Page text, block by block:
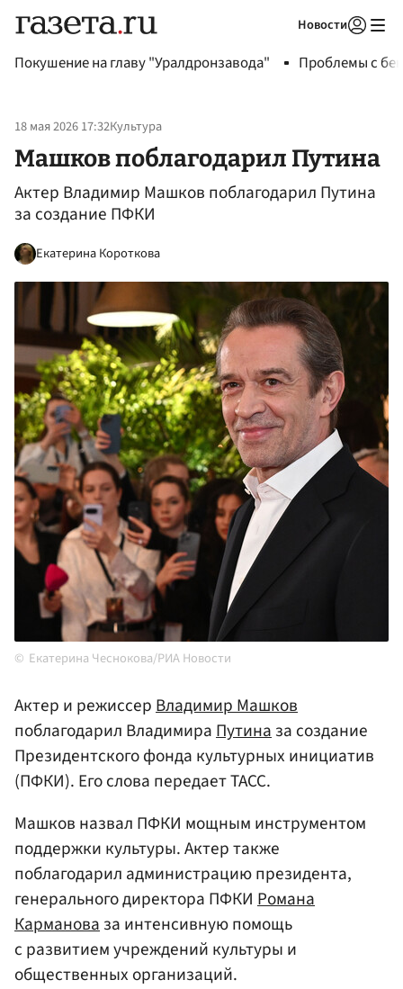
Новости
Покушение на главу "Уралдронзавода" Проблемы с
18 мая 2026 17:32Культура
Машков поблагодарил Путина
Актер Владимир Машков поблагодарил Путина
за создание ПФКИ
Екатерина Короткова
Екатерина Чеснокова/РИА Новости
Актер и режиссерВладимир Машков
поблагодарил ВладимираПутиназа создание
Президентского фонда культурных инициатив
(ПФКИ). Его слова передает ТАСС.
Машков назвал ПФКИ мощным инструментом
поддержки культуры. Актер также
поблагодарил администрацию президента,
генерального директора ПФКИ Романа
Кармановаза интенсивную помощь
с развитием учреждений культуры и
общественных организаций.